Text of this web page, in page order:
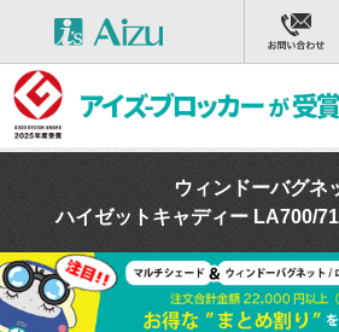
ウィンドーバグネ
ハイゼットキャディー LA700/